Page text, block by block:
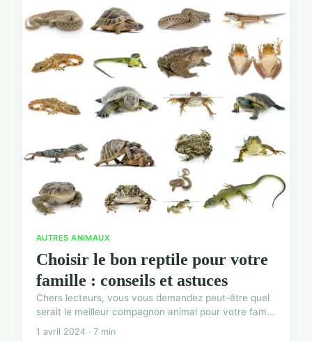
AUTRES ANIMAUX
Choisir le bon reptile pour votre
famille : conseils et astuces
Chers lecteurs, vous vous demandez peut-être quel
serait le meilleur compagnon animal pour votre fam...
1 avril 2024 · 7 min